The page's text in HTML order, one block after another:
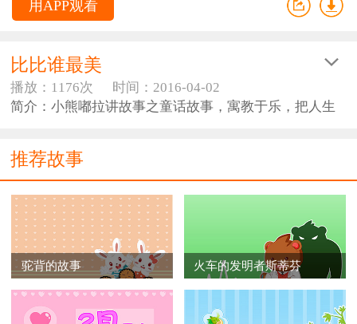
用APP观看
比比谁最美
播放：1176次
时间：2016-04-02
简介：小熊嘟拉讲故事之童话故事，寓教于乐，把人生
推荐故事
驼背的故事 火车的发明者斯蒂芬